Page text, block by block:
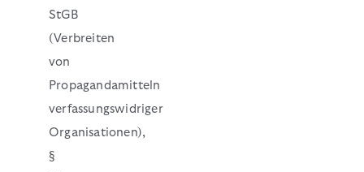
StGB
(Verbreiten
von
Propagandamitteln
verfassungswidriger
Organisationen),
§